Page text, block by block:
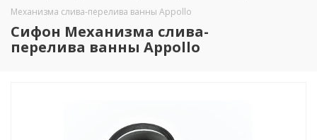
Механизма слива-перелива ванны Appollo
Сифон Механизма слива-
перелива ванны Appollo